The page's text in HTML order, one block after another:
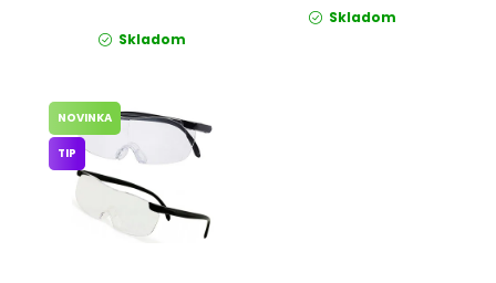
Skladom
Skladom
NOVINKA
TIP